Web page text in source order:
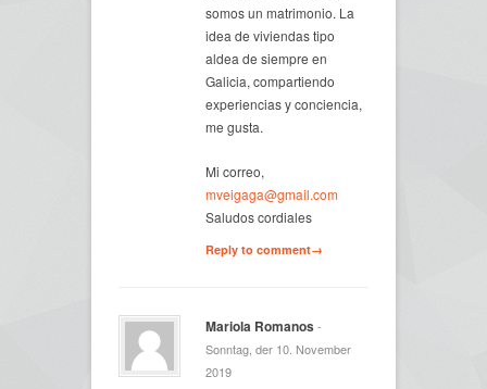
somos un matrimonio. La
idea de viviendas tipo
aldea de siempre en
Galicia, compartiendo
experiencias y conciencia,
me gusta.
Mi correo,
mveigaga@gmail.com
Saludos cordiales
Reply to comment→
Mariola Romanos -
Sonntag, der 10. November
2019